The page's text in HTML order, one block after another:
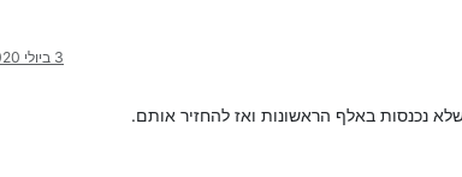
3 ביולי 2020, 13:58
נכנסות באלף הראשונות ואז להחזיר אותם.